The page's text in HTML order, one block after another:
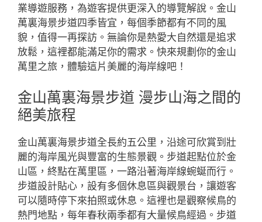
業導遊服務，為遊客提供更深入的導覽解說。金山
萬裏海景步道四季皆宜，每個季節都有不同的風
貌，值得一再探訪。無論你是熱愛大自然還是追求
放鬆，這裡都能滿足你的需求。快來規劃你的金山
萬里之旅，體驗這片美麗的海岸線吧！
金山萬裏海景步道 漫步山海之間的
絕美旅程
金山萬裏海景步道全長約五公里，沿途可欣賞到壯
麗的海岸風光與豐富的生態景觀。步道起點位於金
山區，終點在萬里區，一路沿著海岸線蜿蜒而行。
步道設計貼心，設有多個休息區與觀景台，讓遊客
可以隨時停下來拍照或休息。這裡也是觀察候鳥的
熱門地點，每年春秋兩季都有大量候鳥經過。步道